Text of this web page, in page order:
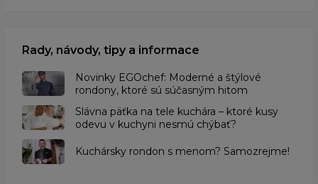
Rady, návody, tipy a informace
Novinky EGOchef: Moderné a štýlové
rondony, ktoré sú súčasným hitom
Slávna päťka na tele kuchára – ktoré kusy
odevu v kuchyni nesmú chýbať?
Kuchársky rondon s menom? Samozrejme!